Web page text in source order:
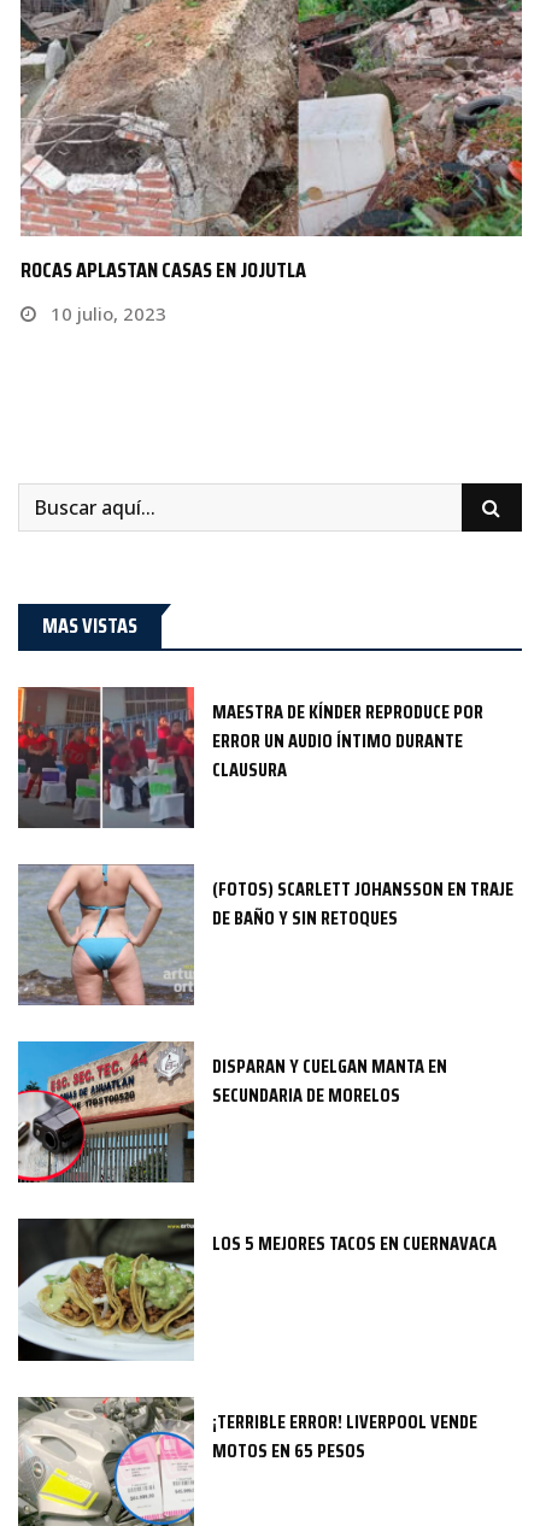
ROCAS APLASTAN CASAS EN JOJUTLA
10 julio, 2023
MAS VISTAS
MAESTRA DE KÍNDER REPRODUCE POR
ERROR UN AUDIO ÍNTIMO DURANTE
CLAUSURA
(FOTOS) SCARLETT JOHANSSON EN TRAJE
DE BAÑO Y SIN RETOQUES
DISPARAN Y CUELGAN MANTA EN
SECUNDARIA DE MORELOS
LOS 5 MEJORES TACOS EN CUERNAVACA
¡TERRIBLE ERROR! LIVERPOOL VENDE
MOTOS EN 65 PESOS